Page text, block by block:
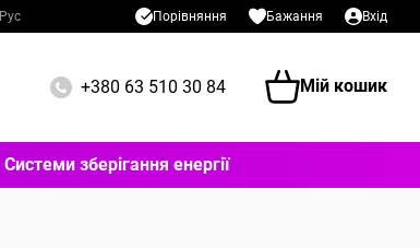
Рус Порівняння Бажання Вхід
+380 63 510 30 84 Мій кошик
Системи зберігання енергії